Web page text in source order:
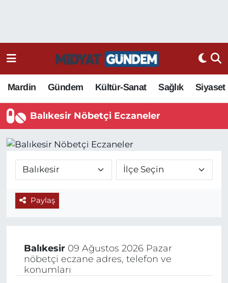
Mardin Gündem Kültür-Sanat Sağlık Siyaset
Balıkesir Nöbetçi Eczaneler
Paylaş
Balıkesir09 Ağustos 2026 Pazar
nöbetçi eczane adres, telefon ve
konumları